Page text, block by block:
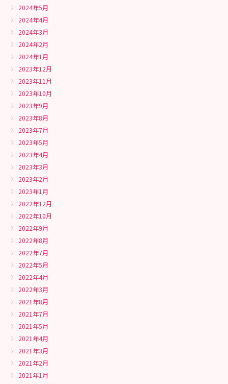
2024年5月
2024年4月
2024年3月
2024年2月
2024年1月
2023年12月
2023年11月
2023年10月
2023年9月
2023年8月
2023年7月
2023年5月
2023年4月
2023年3月
2023年2月
2023年1月
2022年12月
2022年10月
2022年9月
2022年8月
2022年7月
2022年5月
2022年4月
2022年3月
2021年8月
2021年7月
2021年5月
2021年4月
2021年3月
2021年2月
2021年1月